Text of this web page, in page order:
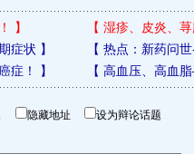
】 【 湿疹、皮炎、
症状 】 【 热点：新药问
症！ 】 【 高血压、高血
隐藏地址 设为辩论话题